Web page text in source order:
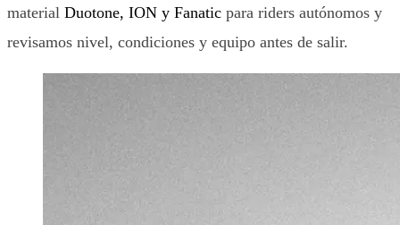
material Duotone, ION y Fanatic para riders autónomos y
revisamos nivel, condiciones y equipo antes de salir.